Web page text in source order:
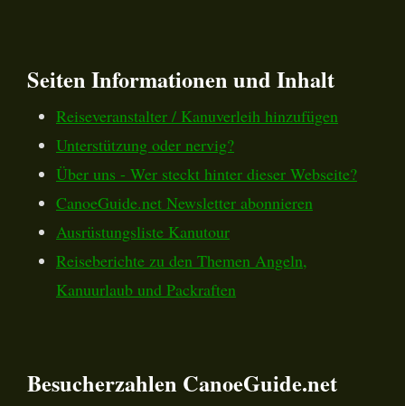
Seiten Informationen und Inhalt
Reiseveranstalter / Kanuverleih hinzufügen
Unterstützung oder nervig?
Über uns - Wer steckt hinter dieser Webseite?
CanoeGuide.net Newsletter abonnieren
Ausrüstungsliste Kanutour
Reiseberichte zu den Themen Angeln,
Kanuurlaub und Packraften
Besucherzahlen CanoeGuide.net